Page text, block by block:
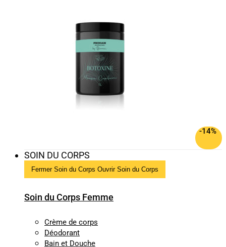
-14%
SOIN DU CORPS
Fermer Soin du Corps Ouvrir Soin du Corps
Soin du Corps Femme
Crème de corps
Déodorant
Bain et Douche